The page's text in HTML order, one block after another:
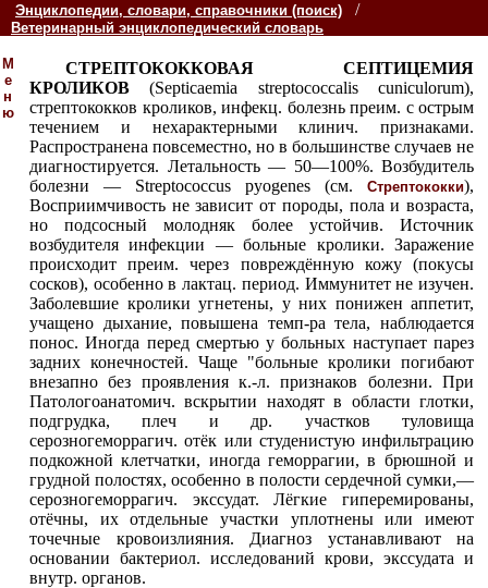
Энциклопедии, словари, справочники (поиск) /
Ветеринарный энциклопедический словарь
М
е
н
ю
СТРЕПТОКОККОВАЯ СЕПТИЦЕМИЯ
КРОЛИКОВ (Septicaemia streptococcalis cuniculorum),
стрептококков кроликов, инфекц. болезнь преим. с острым
течением и нехарактерными клинич. признаками.
Распространена повсеместно, но в большинстве случаев не
диагностируется. Летальность — 50—100%. Возбудитель
болезни — Streptococcus pyogenes (см. Стрептококки),
Восприимчивость не зависит от породы, пола и возраста,
но подсосный молодняк более устойчив. Источник
возбудителя инфекции — больные кролики. Заражение
происходит преим. через повреждённуюкожу (покусы
сосков), особенно в лактац. период. Иммунитет не изучен.
Заболевшие кролики угнетены, у них понижен аппетит,
учащено дыхание, повышена темп-pa тела, наблюдается
понос. Иногда перед смертью у больных наступает парез
задних конечностей. Чаще "больные кролики погибают
внезапно без проявления к.-л. признаков болезни. При
Патологоанатомич. вскрытии находят в области глотки,
подгрудка, плеч и др. участков туловища
серозногеморрагич. отёк или студенистую инфильтрацию
подкожной клетчатки, иногда геморрагии, в брюшной и
грудной полостях, особенно в полости сердечной сумки,—
серозногеморрагич. экссудат. Лёгкие гиперемированы,
отёчны, их отдельные участки уплотнены или имеют
точечные кровоизлияния. Диагноз устанавливают на
основании бактериол. исследований крови, экссудата и
внутр. органов.